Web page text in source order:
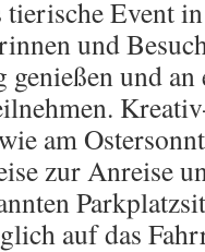
Event
und
genießen und
am
zur Anreise
auf das